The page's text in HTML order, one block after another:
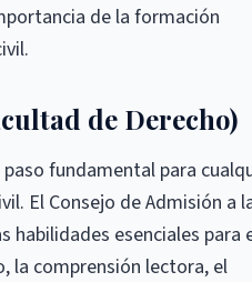
de la formación
de Derecho)
paso fundamental para
El Consejo de Admisión a
habilidades esenciales para
la comprensión lectora, el